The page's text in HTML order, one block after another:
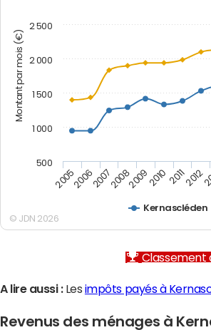
Montant par mois (€)
Kernascléden
200520062007200820092010 20112012
500
1 000
1 500
2 000
2 500
© JDN 2026
Classement
A lire aussi :Les impôts payés à
Revenus des ménages à